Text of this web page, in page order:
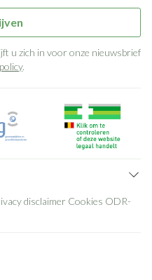
u zich in voor onze nieuwsbrief
.
disclaimer Cookies ODR-